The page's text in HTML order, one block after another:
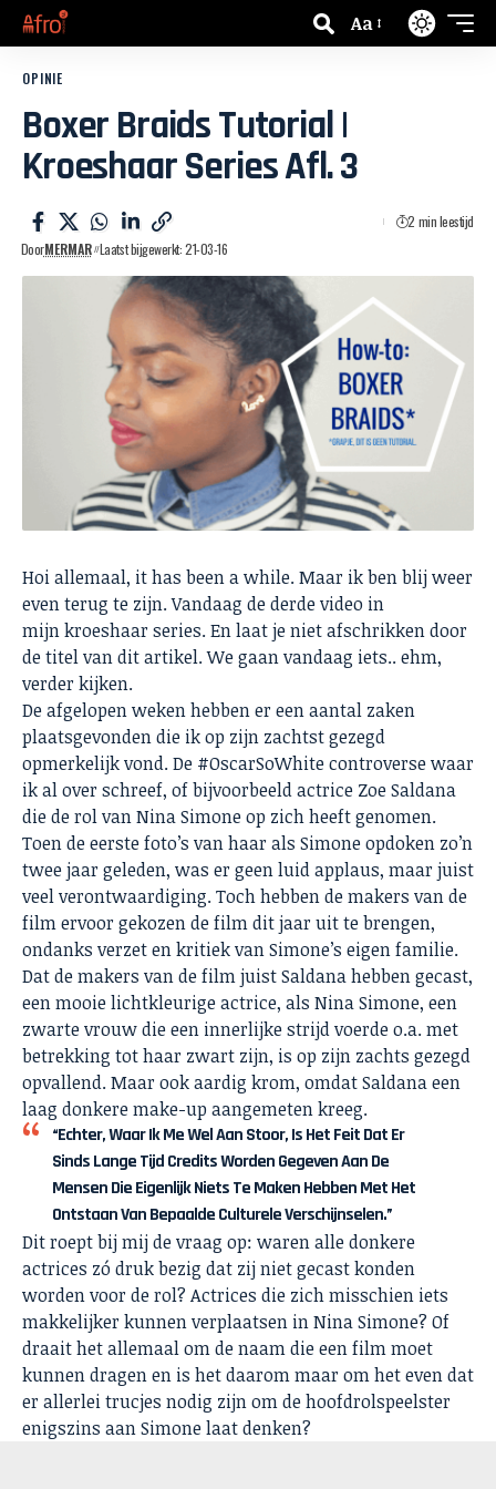
Aa
OPINIE
Boxer Braids Tutorial |
Kroeshaar Series Afl. 3
DoorMERMAR Laatst bijgewerkt: 21-03-16
2 min leestijd
Hoi allemaal, it has been a while. Maar ik ben blij weer
even terug te zijn. Vandaag de derde video in
mijn kroeshaar series. En laat je niet afschrikken door
de titel van dit artikel. We gaan vandaag iets.. ehm,
verder kijken.
De afgelopen weken hebben er een aantal zaken
plaatsgevonden die ik op zijn zachtst gezegd
opmerkelijk vond. De #OscarSoWhite controverse waar
ik al over schreef, of bijvoorbeeld actrice Zoe Saldana
die de rol van Nina Simone op zich heeft genomen.
Toen de eerste foto’s van haar als Simone opdoken zo’n
twee jaar geleden, was er geen luid applaus, maar juist
veel verontwaardiging. Toch hebben de makers van de
film ervoor gekozen de film dit jaar uit te brengen,
ondanks verzet en kritiek van Simone’s eigen familie.
Dat de makers van de film juist Saldana hebben gecast,
een mooie lichtkleurige actrice, als Nina Simone, een
zwarte vrouw die een innerlijke strijd voerde o.a. met
betrekking tot haar zwart zijn, is op zijn zachts gezegd
opvallend. Maar ook aardig krom, omdat Saldana een
laag donkere make-up aangemeten kreeg.
“Echter, Waar Ik Me Wel Aan Stoor, Is Het Feit Dat Er
Sinds Lange Tijd Credits Worden Gegeven Aan De
Mensen Die Eigenlijk Niets Te Maken Hebben Met Het
Ontstaan Van Bepaalde Culturele Verschijnselen.”
Dit roept bij mij de vraag op: waren alle donkere
actrices zó druk bezig dat zij niet gecast konden
worden voor de rol? Actrices die zich misschien iets
makkelijker kunnen verplaatsen in Nina Simone? Of
draait het allemaal om de naam die een film moet
kunnen dragen en is het daarom maar om het even dat
er allerlei trucjes nodig zijn om de hoofdrolspeelster
enigszins aan Simone laat denken?